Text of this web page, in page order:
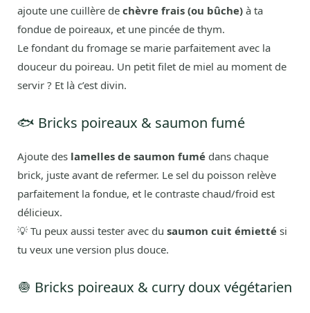
ajoute une cuillère de chèvre frais (ou bûche) à ta
fondue de poireaux, et une pincée de thym.
Le fondant du fromage se marie parfaitement avec la
douceur du poireau. Un petit filet de miel au moment de
servir ? Et là c’est divin.
🐟 Bricks poireaux & saumon fumé
Ajoute des lamelles de saumon fumé dans chaque
brick, juste avant de refermer. Le sel du poisson relève
parfaitement la fondue, et le contraste chaud/froid est
délicieux.
💡 Tu peux aussi tester avec du saumon cuit émietté si
tu veux une version plus douce.
🧅 Bricks poireaux & curry doux végétarien